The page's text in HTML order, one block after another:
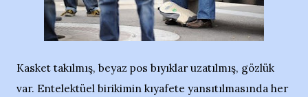
Kasket takılmış, beyaz pos bıyıklar uzatılmış, gözlük
var. Entelektüel birikimin kıyafete yansıtılmasında her